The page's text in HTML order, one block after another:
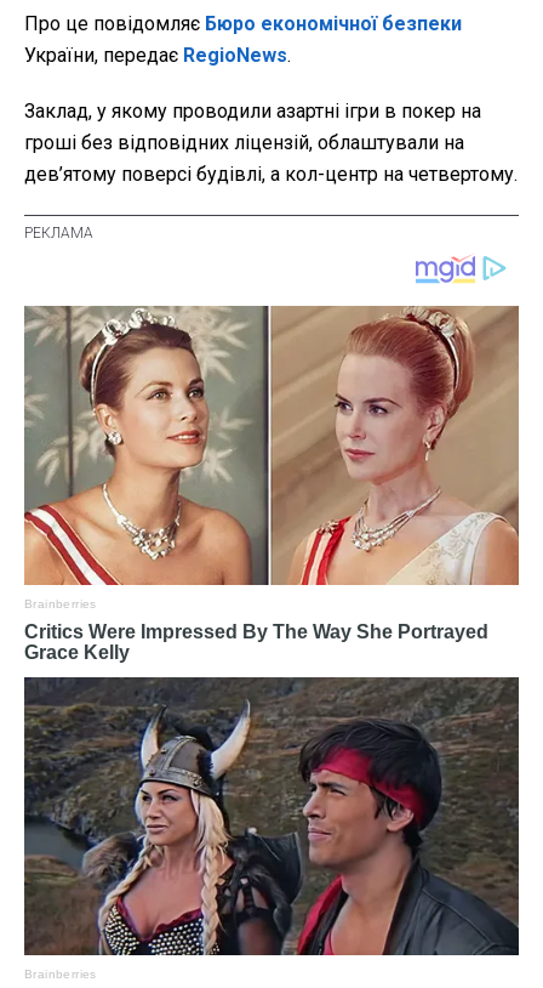
Про це повідомляє Бюро економічної безпеки
України, передає RegioNews.
Заклад, у якому проводили азартні ігри в покер на
гроші без відповідних ліцензій, облаштували на
дев’ятому поверсі будівлі, а кол-центр на четвертому.